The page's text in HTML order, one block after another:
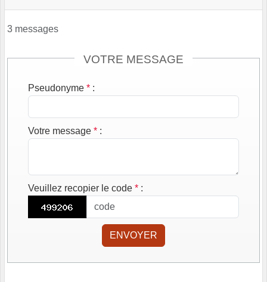
3 messages
VOTRE MESSAGE
Pseudonyme * :
Votre message * :
Veuillez recopier le code * :
ENVOYER